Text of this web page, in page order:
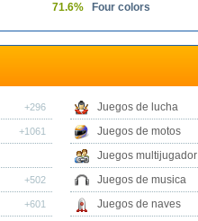
71.6% Four colors
+296
+1061
+502
+601
Juegos de lucha
Juegos de motos
Juegos multijugador
Juegos de musica
Juegos de naves